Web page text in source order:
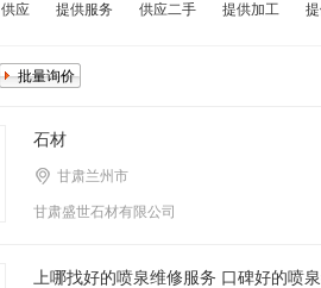
供应 提供服务 供应二手 提供加工
石材
甘肃兰州市
甘肃盛世石材有限公司
上哪找好的喷泉维修服务 口碑好的喷